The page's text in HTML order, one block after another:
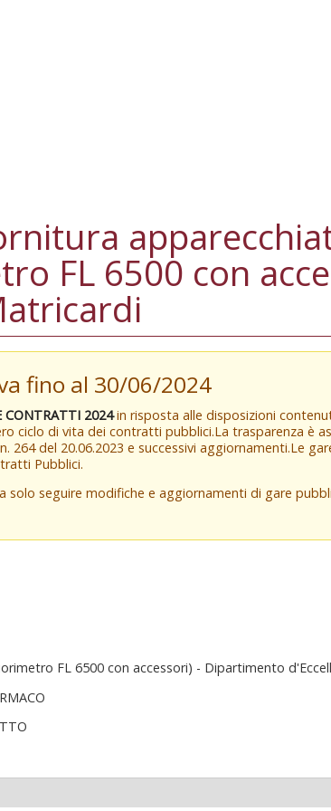
FL 6500 con
fino al 30/06/2024
CONTRATTI 2024in risposta alle disposizioni
ciclo di vita dei contratti pubblici.La trasparenza è
264 del 20.06.2023 e successivi aggiornamenti.Le
Pubblici.
seguire modifiche e aggiornamenti di gare
FL 6500 con accessori) - Dipartimento